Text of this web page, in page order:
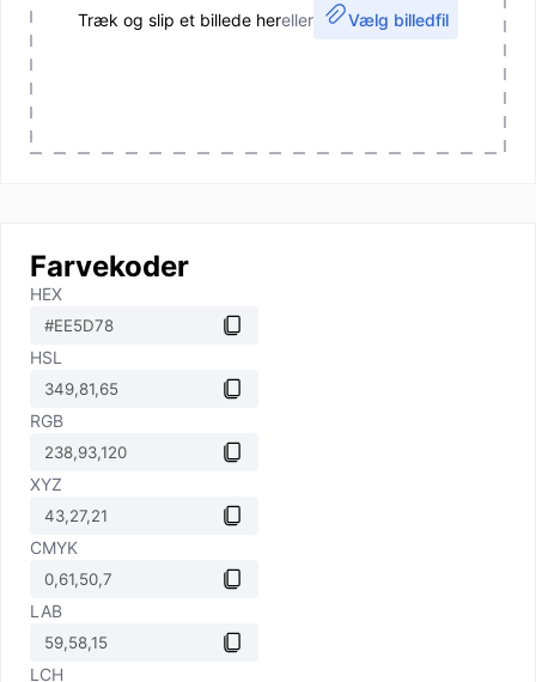
Træk og slip et billede hereller Vælg billedfil
Farvekoder
HEX
HSL
RGB
XYZ
CMYK
LAB
LCH